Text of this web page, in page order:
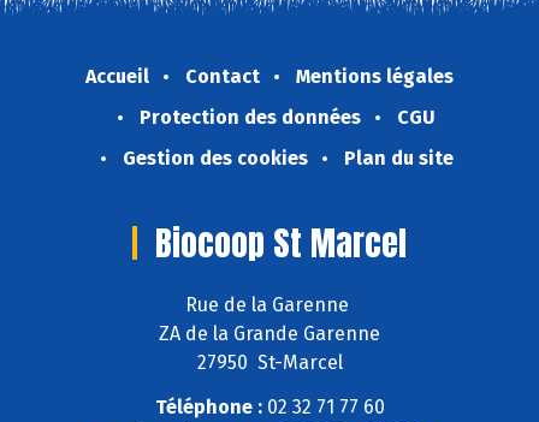
Accueil Contact
Mentions légales
Protection des données
CGU
Gestion des cookies
Plan du site
Biocoop St Marcel
Rue de la Garenne
ZA de la Grande Garenne
27950 St-Marcel
Téléphone :02 32 71 77 60